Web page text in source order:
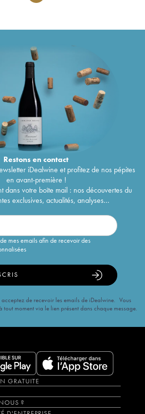
Restons encontact
iDealwine et profitez de nos pépites
en avant-première !
dans votre boîte mail : nos découvertes du
exclusives, actualités, analyses...
mes emails afin de recevoir des
acceptez de recevoir les emails de iDealwine. Vous
tout moment via le lien présent dans chaque message.
GRATUITE
?